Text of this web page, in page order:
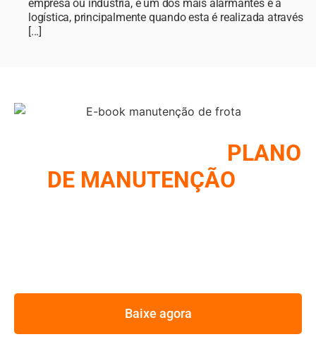
empresa ou indústria, e um dos mais alarmantes é a
logística, principalmente quando esta é realizada através
[...]
PLANO
DE MANUTENÇÃO
Baixe agora